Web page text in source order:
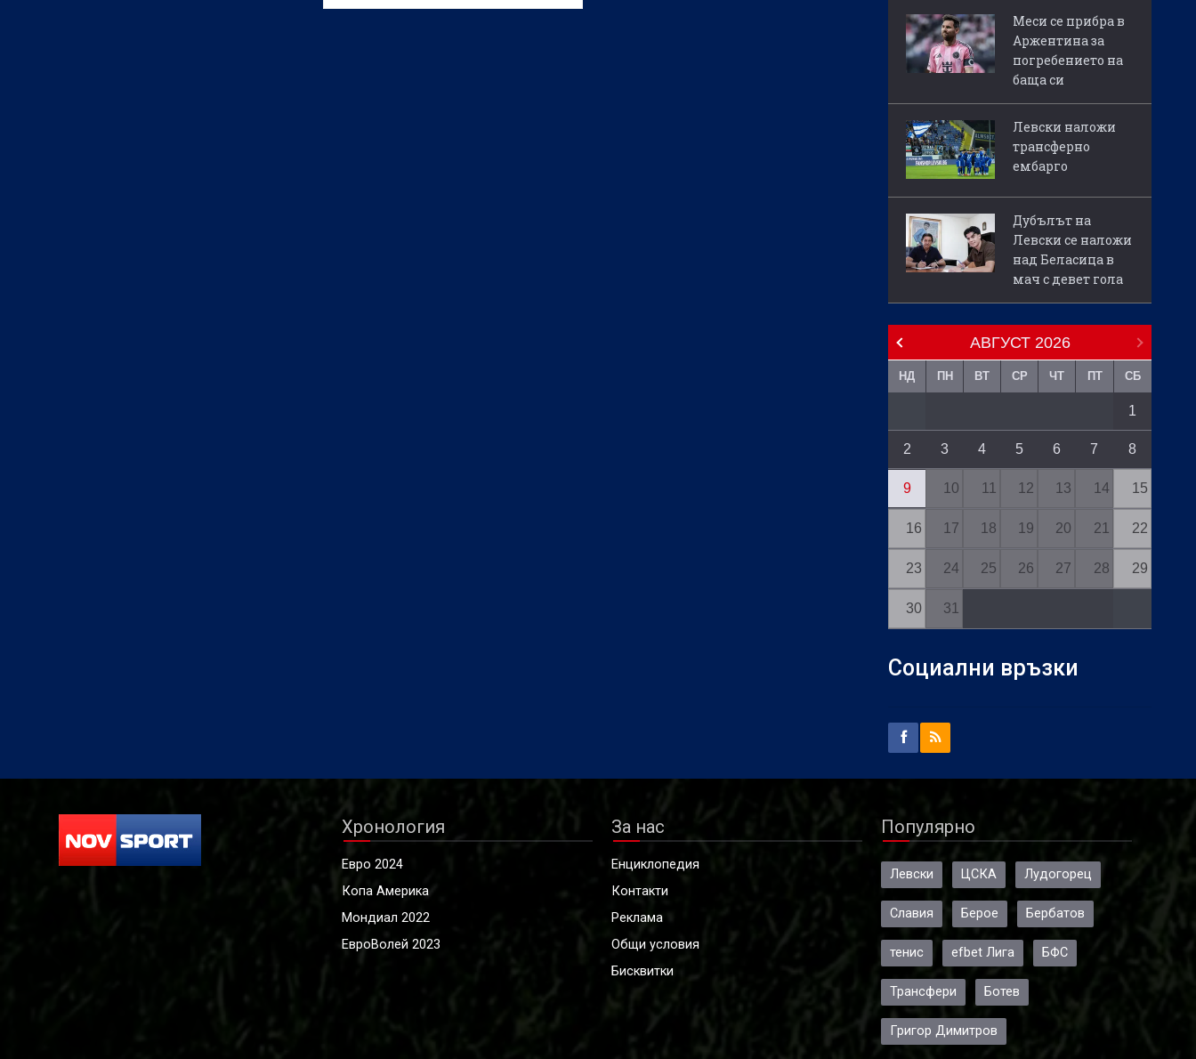
Меси се прибра в
Аржентина за
погребението на
баща си
Левски наложи
трансферно
ембарго
Дубълът на
Левски се наложи
над Беласица в
мач с девет гола
АВГУСТ 2026
НД ПН ВТ СР ЧТ ПТ СБ
1
2 3 4 5 6 7 8
9 10 11 12 13 14 15
16 17 18 19 20 21 22
23 24 25 26 27 28 29
30 31
Социални връзки
Хронология
Евро 2024
Копа Америка
Мондиал 2022
ЕвроВолей 2023
За нас
Енциклопедия
Контакти
Реклама
Общи условия
Бисквитки
Популярно
Левски ЦСКА Лудогорец
Славия Берое Бербатов
тенис efbet Лига БФС
Трансфери Ботев
Григор Димитров